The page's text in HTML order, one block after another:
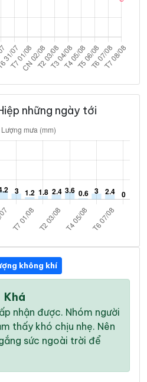
những ngày tới
không khí
Khá
nhận được. Nhóm người
thấy khó chịu nhẹ. Nên
sức ngoài trời để